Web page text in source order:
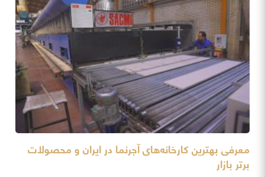
معرفی بهترین کارخانه‌های آجرنما در ایران و محصولات
برتر بازار